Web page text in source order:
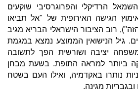
הרדיקלי והפרוגרסיבי שוקעים
הגישה האירופית של "אל תביאו
רוב הציבור הישראלי הבריא מגיב
גיל הנישואין הממוצע נמצא במגמת
משפחה יציבה ושורשית הפך לתשובה
ביותר למראה התופת. בשעת מבחן
נותרו באקדמיה, ואילו העם בשטח
מגינה.